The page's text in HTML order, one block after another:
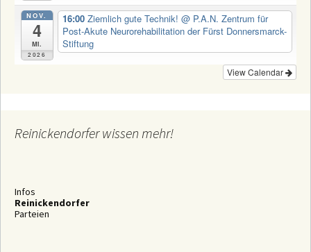
NOV.
4
Mi.
2026
16:00 Ziemlich gute Technik! @ P.A.N. Zentrum für
Post-Akute Neurorehabilitation der Fürst Donnersmarck-
Stiftung
View Calendar
Reinickendorfer wissen mehr!
Infos
Reinickendorfer
Parteien